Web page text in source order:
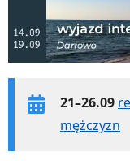
21–26.09
mężczyzn